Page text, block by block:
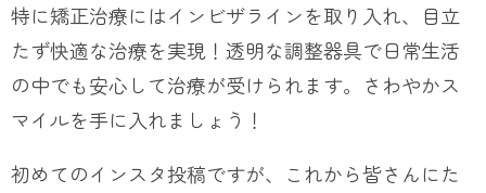
特に矯正治療にはインビザラインを取り入れ、目立
たず快適な治療を実現！透明な調整器具で日常生活
の中でも安心して治療が受けられます。さわやかス
マイルを手に入れましょう！
初めてのインスタ投稿ですが、これから皆さんにた